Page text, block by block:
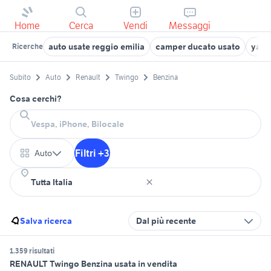
Home Cerca Vendi Messaggi
Ricerche auto usate reggio emilia camper ducato usato
Subito Auto Renault Twingo Benzina
Cosa cerchi?
Auto Filtri +3
Salva ricerca Dal più recente
1.359 risultati
RENAULT Twingo Benzina usata in vendita